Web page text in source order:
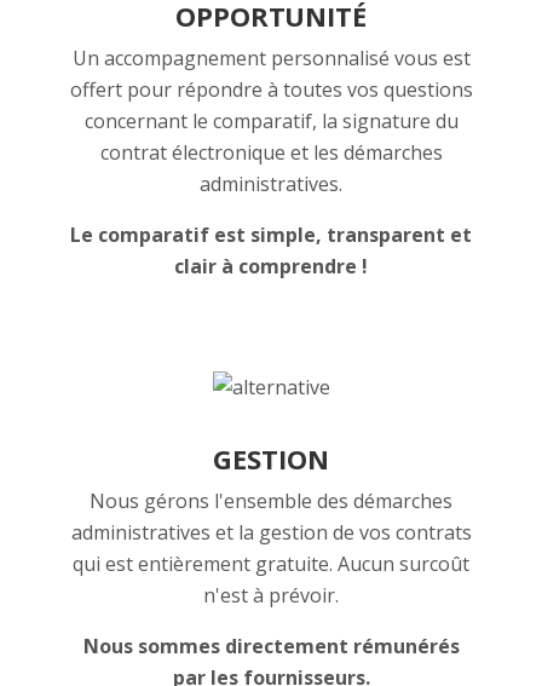
OPPORTUNITÉ
Un accompagnement personnalisé vous est
offert pour répondre à toutes vos questions
concernant le comparatif, la signature du
contrat électronique et les démarches
administratives.
Le comparatif est simple, transparent et
clair à comprendre !
GESTION
Nous gérons l'ensemble des démarches
administratives et la gestion de vos contrats
qui est entièrement gratuite. Aucun surcoût
n'est à prévoir.
Nous sommes directement rémunérés
par les fournisseurs.